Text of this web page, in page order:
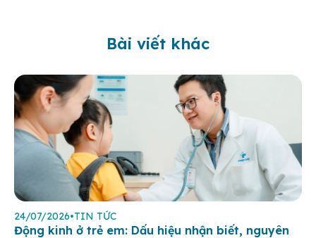
Bài viết khác
24/07/2026•TIN TỨC
Động kinh ở trẻ em: Dấu hiệu nhận biết, nguyên